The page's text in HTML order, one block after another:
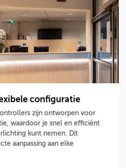
configuratie
zijn ontworpen voor
waardoor je snel en efficiënt
kunt nemen. Dit
aanpassing aan elke